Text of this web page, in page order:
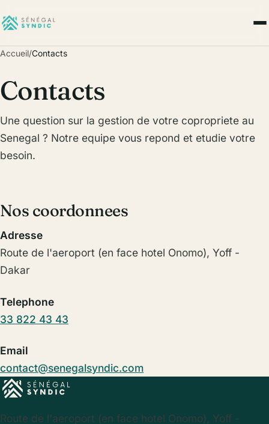
Accueil/Contacts
Contacts
Une question sur la gestion de votre copropriete au
Senegal ? Notre equipe vous repond et etudie votre
besoin.
Nos coordonnees
Adresse
Route de l'aeroport (en face hotel Onomo), Yoff -
Dakar
Telephone
33 822 43 43
Email
contact@senegalsyndic.com
Route de l'aeroport (en face hotel Onomo), Yoff -